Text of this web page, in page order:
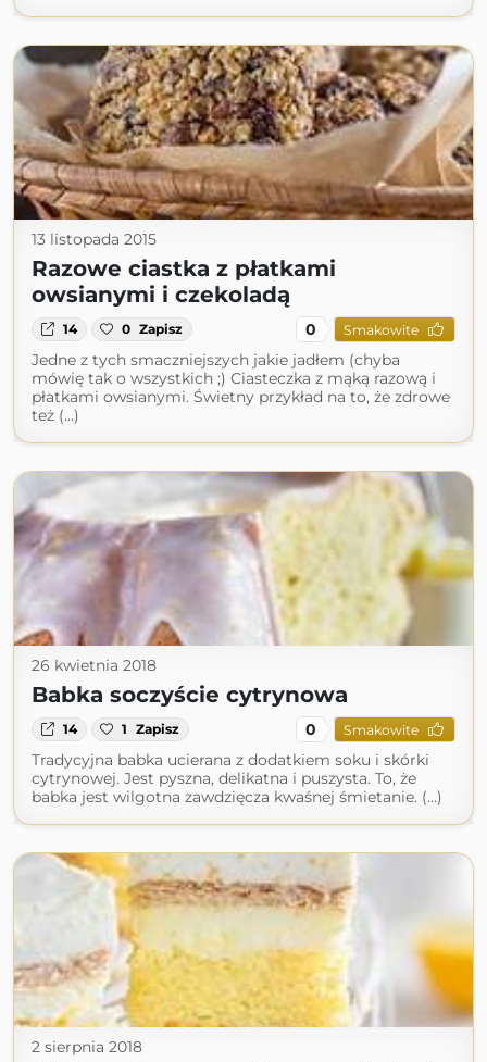
13 listopada 2015
Razowe ciastka z płatkami
owsianymi i czekoladą
14 0 Zapisz 0 Smakowite
Jedne z tych smaczniejszych jakie jadłem (chyba
mówię tak o wszystkich ;) Ciasteczka z mąką razową i
płatkami owsianymi. Świetny przykład na to, że zdrowe
też (...)
26 kwietnia 2018
Babka soczyście cytrynowa
14 1 Zapisz 0 Smakowite
Tradycyjna babka ucierana z dodatkiem soku i skórki
cytrynowej. Jest pyszna, delikatna i puszysta. To, że
babka jest wilgotna zawdzięcza kwaśnej śmietanie. (...)
2 sierpnia 2018